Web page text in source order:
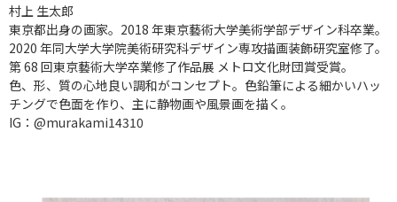
村上 生太郎
東京都出身の画家。2018 年東京藝術大学美術学部デザイン科卒業。
2020 年同大学大学院美術研究科デザイン専攻描画装飾研究室修了。
第 68 回東京藝術大学卒業修了作品展 メトロ文化財団賞受賞。
色、形、質の心地良い調和がコンセプト。色鉛筆による細かいハッ
チングで色面を作り、主に静物画や風景画を描く。
IG：@murakami14310